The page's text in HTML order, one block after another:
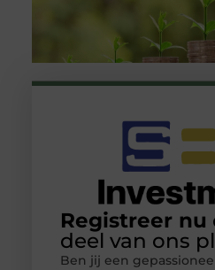
Registreer nu
deel van ons
Ben jij een